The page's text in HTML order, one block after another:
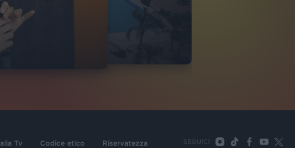
VOI TANKA VILLAGE
Tv Codice etico Riservatezza SEGUICI